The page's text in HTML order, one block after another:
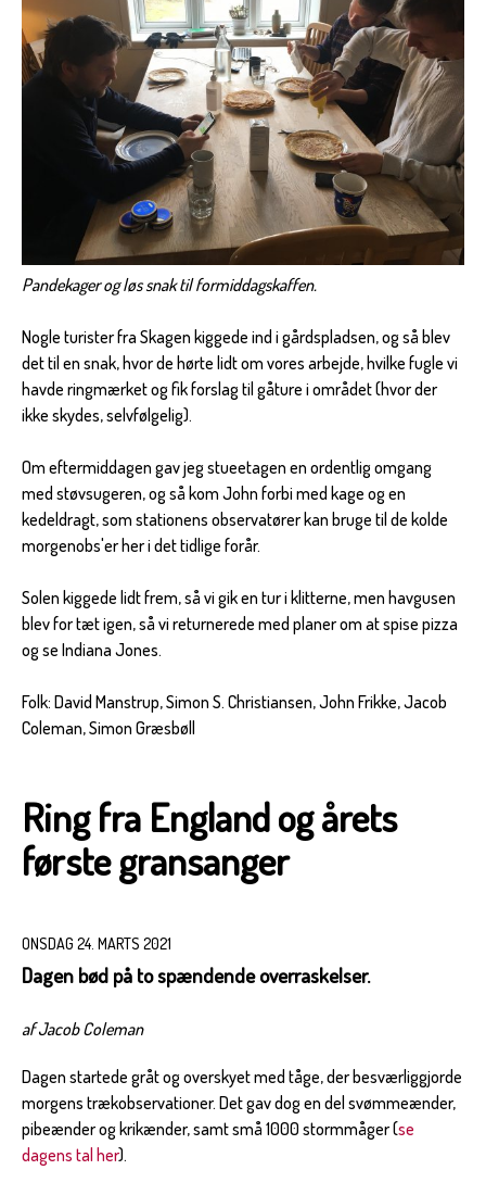
Pandekager og løs snak til formiddagskaffen.
Nogle turister fra Skagen kiggede ind i gårdspladsen, og så blev
det til en snak, hvor de hørte lidt om vores arbejde, hvilke fugle vi
havde ringmærket og fik forslag til gåture i området (hvor der
ikke skydes, selvfølgelig).
Om eftermiddagen gav jeg stueetagen en ordentlig omgang
med støvsugeren, og så kom John forbi med kage og en
kedeldragt, som stationens observatører kan bruge til de kolde
morgenobs'er her i det tidlige forår.
Solen kiggede lidt frem, så vi gik en tur i klitterne, men havgusen
blev for tæt igen, så vi returnerede med planer om at spise pizza
og se Indiana Jones.
Folk: David Manstrup, Simon S. Christiansen, John Frikke, Jacob
Coleman, Simon Græsbøll
Ring fra England og årets
første gransanger
ONSDAG 24. MARTS 2021
Dagen bød på to spændende overraskelser.
af Jacob Coleman
Dagen startede gråt og overskyet med tåge, der besværliggjorde
morgens trækobservationer. Det gav dog en del svømmeænder,
pibeænder og krikænder, samt små 1000 stormmåger (se
dagens tal her).